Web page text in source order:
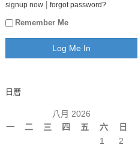
signup now forgot password?
Remember Me
日曆
八月 2026
一
二 三 四 五 六 日
1
2